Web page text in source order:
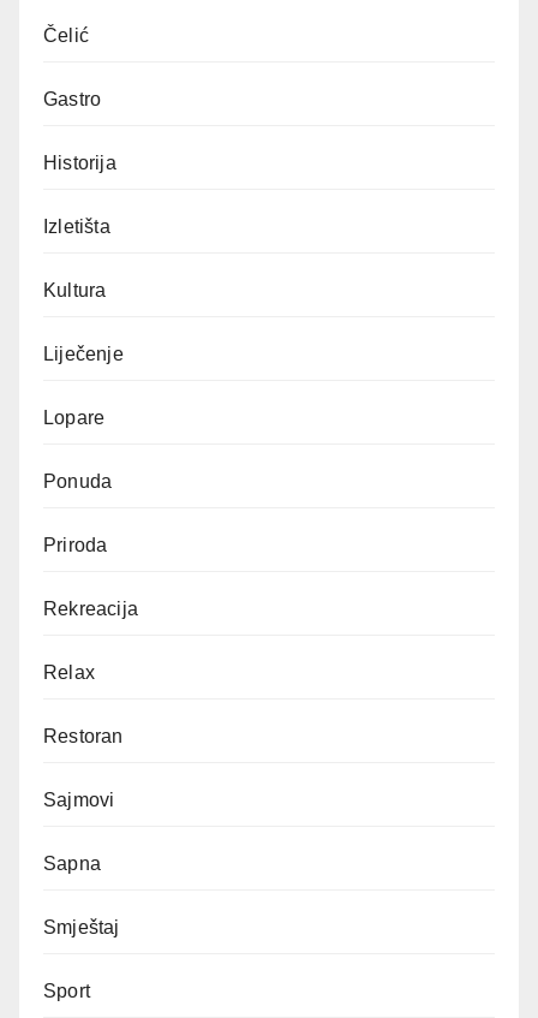
Čelić
Gastro
Historija
Izletišta
Kultura
Liječenje
Lopare
Ponuda
Priroda
Rekreacija
Relax
Restoran
Sajmovi
Sapna
Smještaj
Sport